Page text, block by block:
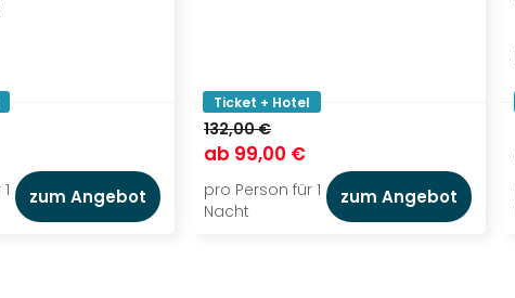
zum Angebot
Ticket + Hotel
132,00 €
ab 99,00 €
pro Person für 1
Nacht
zum Angebot